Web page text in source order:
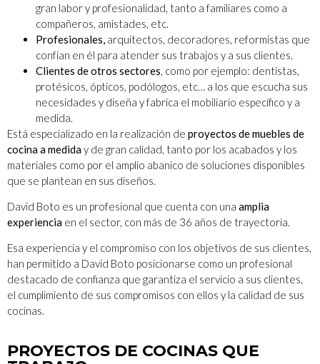
gran labor y profesionalidad, tanto a familiares como a
compañeros, amistades, etc.
Profesionales, arquitectos, decoradores, reformistas que
confían en él para atender sus trabajos y a sus clientes.
Clientes de otros sectores , como por ejemplo: dentistas,
protésicos, ópticos, podólogos, etc… a los que escucha sus
necesidades y diseña y fabrica el mobiliario específico y a
medida.
Está especializado en la realización de proyectos de muebles de
cocina a mediday de gran calidad, tanto por los acabados y los
materiales como por el amplio abanico de soluciones disponibles
que se plantean en sus diseños.
David Boto es un profesional que cuenta con una amplia
experiencia en el sector, con más de 36 años de trayectoria.
Esa experiencia y el compromiso con los objetivos de sus clientes,
han permitido a David Boto posicionarse como un profesional
destacado de confianza que garantiza el servicio a sus clientes,
el cumplimiento de sus compromisos con ellos y la calidad de sus
cocinas.
PROYECTOS DE COCINAS QUE